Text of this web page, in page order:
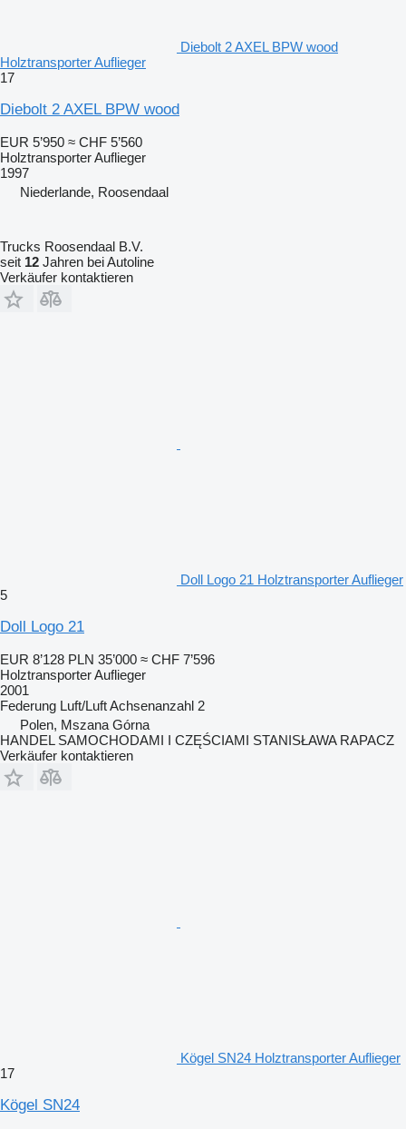
Diebolt 2 AXEL BPW wood
Holztransporter Auflieger
17
Diebolt 2 AXEL BPW wood
EUR 5’950 ≈ CHF 5’560
Holztransporter Auflieger
1997
Niederlande, Roosendaal
Trucks Roosendaal B.V.
seit 12 Jahren bei Autoline
Verkäufer kontaktieren
Doll Logo 21 Holztransporter Auflieger
5
Doll Logo 21
EUR 8’128 PLN 35’000 ≈ CHF 7’596
Holztransporter Auflieger
2001
Federung Luft/LuftAchsenanzahl 2
Polen, Mszana Górna
HANDEL SAMOCHODAMI I CZĘŚCIAMI STANISŁAWA RAPACZ
Verkäufer kontaktieren
Kögel SN24 Holztransporter Auflieger
17
Kögel SN24